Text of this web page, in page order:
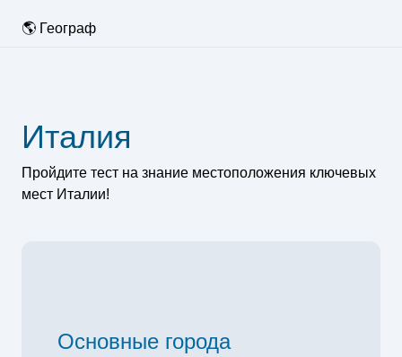
🌎 Географ
Италия
Пройдите тест на знание местоположения ключевых
мест Италии!
Основные города